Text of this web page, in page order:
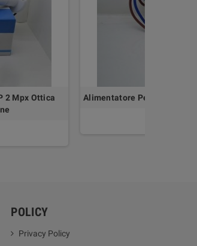
2 Mpx Ottica
Alimentatore Per
POLICY
Privacy Policy